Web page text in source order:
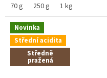
70 g
250 g 1 kg
Novinka
Střední acidita
Středně
pražená